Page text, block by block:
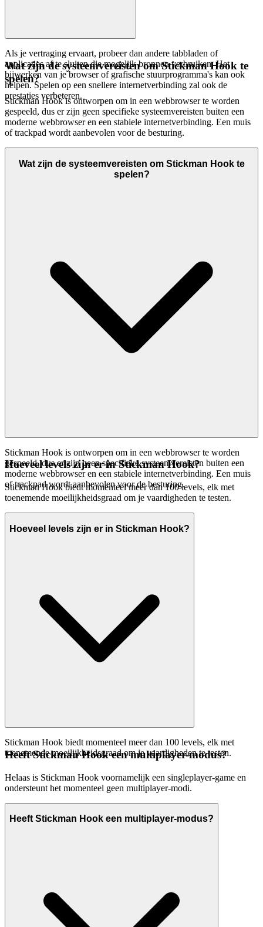
Als je vertraging ervaart, probeer dan andere tabbladen of
applicaties af te sluiten die mogelijk bronnen verbruiken. Het
bijwerken van je browser of grafische stuurprogramma's kan ook
helpen. Spelen op een snellere internetverbinding zal ook de
prestaties verbeteren.
Wat zijn de systeemvereisten om Stickman Hook te
spelen?
Stickman Hook is ontworpen om in een webbrowser te worden
gespeeld, dus er zijn geen specifieke systeemvereisten buiten een
moderne webbrowser en een stabiele internetverbinding. Een muis
of trackpad wordt aanbevolen voor de besturing.
Wat zijn de systeemvereisten om Stickman Hook te
spelen?
Stickman Hook is ontworpen om in een webbrowser te worden
gespeeld, dus er zijn geen specifieke systeemvereisten buiten een
moderne webbrowser en een stabiele internetverbinding. Een muis
of trackpad wordt aanbevolen voor de besturing.
Hoeveel levels zijn er in Stickman Hook?
Stickman Hook biedt momenteel meer dan 100 levels, elk met
toenemende moeilijkheidsgraad om je vaardigheden te testen.
Hoeveel levels zijn er in Stickman Hook?
Stickman Hook biedt momenteel meer dan 100 levels, elk met
toenemende moeilijkheidsgraad om je vaardigheden te testen.
Heeft Stickman Hook een multiplayer-modus?
Helaas is Stickman Hook voornamelijk een singleplayer-game en
ondersteunt het momenteel geen multiplayer-modi.
Heeft Stickman Hook een multiplayer-modus?